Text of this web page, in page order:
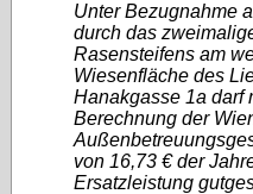
Unter Bezugnahme
durch das
Rasensteifens am
Wiesenfläche des
Hanakgasse 1a darf
Berechnung der
von 16,73 € der
Ersatzleistung